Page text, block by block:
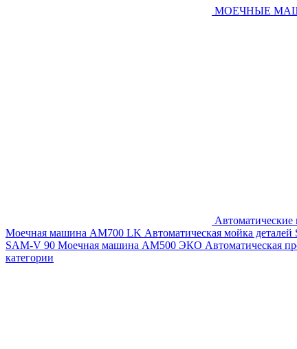
МОЕЧНЫЕ
Автоматические
Моечная машина AM700 LK Автоматическая мойка
SAM-V 90 Моечная машина АМ500 ЭКО Автоматическая
категории